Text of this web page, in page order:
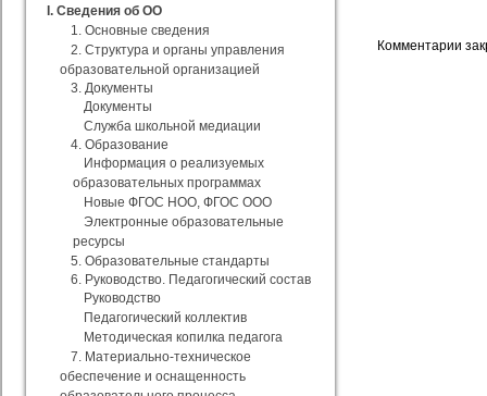
I. Сведения об ОО
1. Основные сведения
2. Структура и органы управления
образовательной организацией
3. Документы
Документы
Служба школьной медиации
4. Образование
Информация о реализуемых
образовательных программах
Новые ФГОС НОО, ФГОС ООО
Электронные образовательные
ресурсы
5. Образовательные стандарты
6. Руководство. Педагогический состав
Руководство
Педагогический коллектив
Методическая копилка педагога
7. Материально-техническое
обеспечение и оснащенность
Комментарии